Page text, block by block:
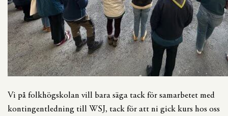
Vi på folkhögskolan vill bara säga tack för samarbetet med
kontingentledning till WSJ, tack för att ni gick kurs hos oss